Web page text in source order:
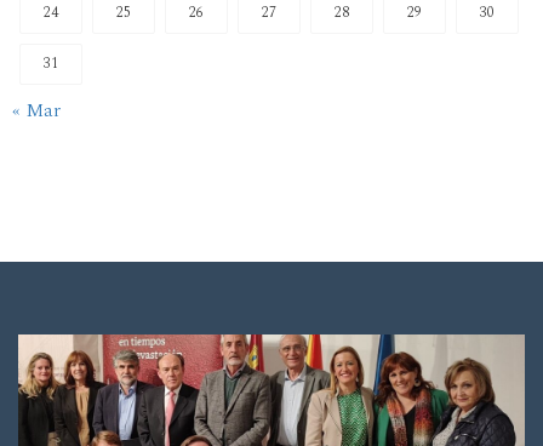
24 25 26 27 28 29 30
31
« Mar